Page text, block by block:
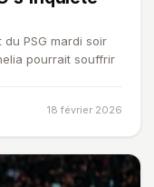
PSG mardi soir
pourrait souffrir
18 février 2026